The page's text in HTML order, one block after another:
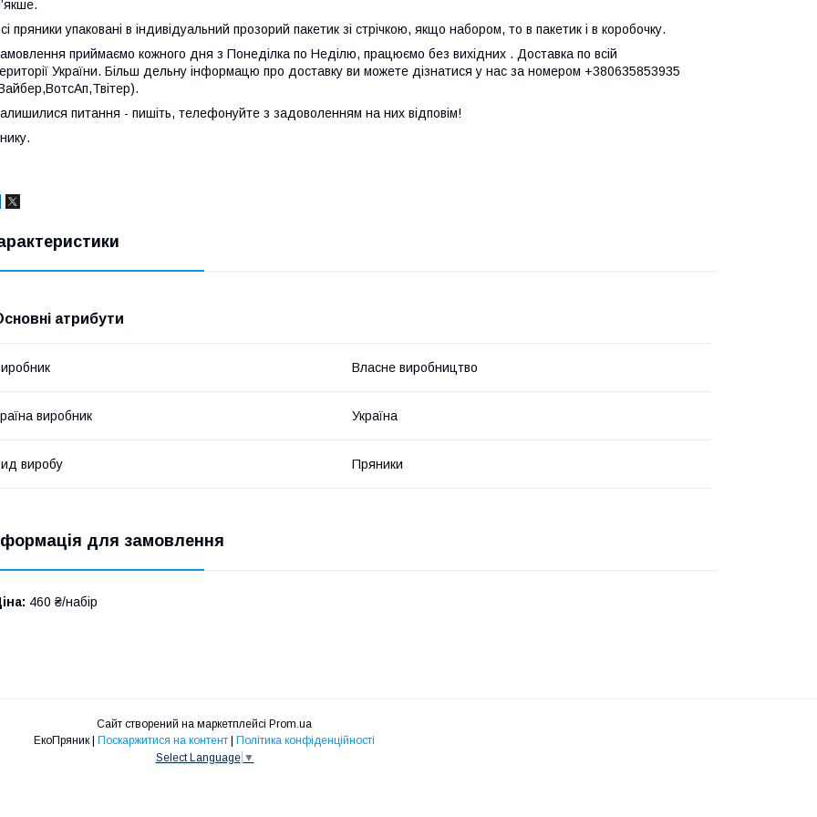
пряники упаковані в індивідуальний прозорий пакетик зі стрічкою, якщо набором, то в пакетик і в коробочку.
приймаємо кожного дня з Понеділка по Неділю, працюємо без вихідних . Доставка по всій
України. Більш дельну інформацю про доставку ви можете дізнатися у нас за номером +380635853935
питання - пишіть, телефонуйте з задоволенням на них відповім!
атрибути
Власне виробництво
виробник Україна
виробу Пряники
для замовлення
460 ₴/набір
Сайт створений на маркетплейсі Prom.ua
Поскаржитися на контент
Політика конфіденційності
Select Language ▼